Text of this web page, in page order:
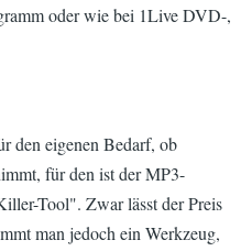
oder wie bei 1Live DVD-,
den eigenen Bedarf, ob
für den ist der MP3-
Tool". Zwar lässt der Preis
man jedoch ein Werkzeug,